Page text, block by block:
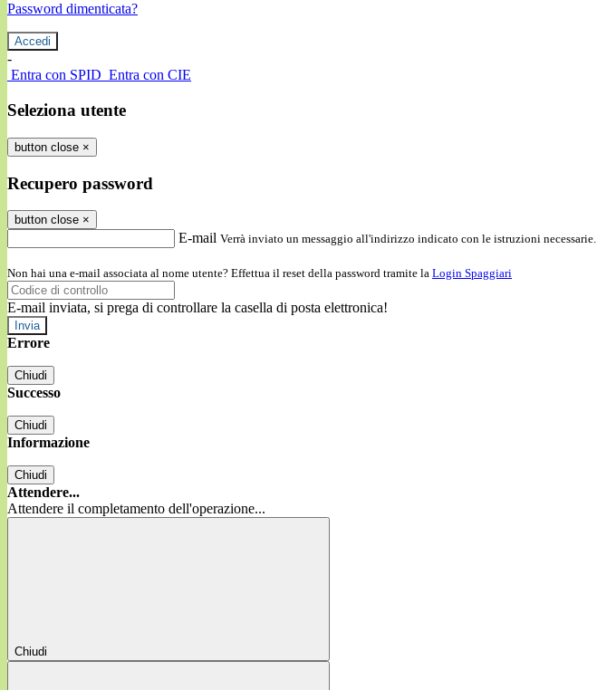
Password dimenticata?
-
Entra con SPID Entra con CIE
Seleziona utente
button close ×
Recupero password
button close ×
E-mail Verrà inviato un messaggio all'indirizzo indicato con le istruzioni necessarie.
Non hai una e-mail associata al nome utente? Effettua il reset della password tramite la Login Spaggiari
E-mail inviata, si prega di controllare la casella di posta elettronica!
Errore
Chiudi
Successo
Chiudi
Informazione
Chiudi
Attendere...
Attendere il completamento dell'operazione...
Chiudi